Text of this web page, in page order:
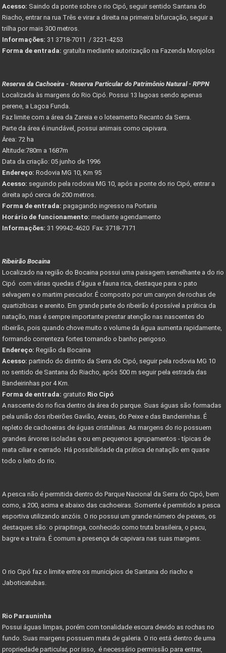
Acesso: Saindo da ponte sobre o rio Cipó, seguir sentido Santana do
Riacho, entrar na rua Três e virar a direita na primeira bifurcação, seguir a
trilha por mais 300 metros.
Informações: 31 3718-7011 / 3221-4253
Forma de entrada: gratuíta mediante autorização na Fazenda Monjolos
Reserva da Cachoeira - Reserva Particular do Patrimônio Natural - RPPN
Localizada às margens do Rio Cipó. Possui 13 lagoas sendo apenas
perene, a Lagoa Funda.
Faz limite com a área da Zareia e o loteamento Recanto da Serra.
Parte da área é inundável, possui animais como capivara.
Área: 72 ha
Altitude:780m a 1687m
Data da criação: 05 junho de 1996
Endereço: Rodovia MG 10, Km 95
Acesso: seguindo pela rodovia MG 10, após a ponte do rio Cipó, entrar a
direita apó cerca de 200 metros.
Forma de entrada: pagagando ingresso na Portaria
Horário de funcionamento: mediante agendamento
Informações: 31 99942-4620 Fax: 3718-7171
Ribeirão Bocaina
Localizado na região do Bocaina possui uma paisagem semelhante a do rio
Cipó com várias quedas d'água e fauna rica, destaque para o pato
selvagem e o martim pescador. É composto por um canyon de rochas de
quartizíticas e arenito. Em grande parte do ribeirão é possível a prática da
natação, mas é sempre importante prestar atenção nas nascentes do
ribeirão, pois quando chove muito o volume da água aumenta rapidamente,
formando correnteza fortes tornando o banho perigoso.
Endereço: Região da Bocaina
Acesso: partindo do distrito da Serra do Cipó, seguir pela rodovia MG 10
no sentido de Santana do Riacho, após 500 m seguir pela estrada das
Bandeirinhas por 4 Km.
Forma de entrada: gratuito Rio Cipó
A nascente do rio fica dentro da área do parque. Suas águas são formadas
pela união dos ribeirões Gavião, Areias, do Peixe e das Bandeirinhas. É
repleto de cachoeiras de águas cristalinas. As margens do rio possuem
grandes árvores isoladas e ou em pequenos agrupamentos - típicas de
mata ciliar e cerrado. Há possibilidade da prática de natação em quase
todo o leito do rio.
A pesca não é permitida dentro do Parque Nacional da Serra do Cipó, bem
como, a 200, acima e abaixo das cachoeiras. Somente é permitido a pesca
esportiva utilizando anzóis. O rio possui um grande número de peixes, os
destaques são: o pirapitinga, conhecido como truta brasileira, o pacu,
bagre e a traíra. É comum a presença de capivara nas suas margens.
O rio Cipó faz o limite entre os municípios de Santana do riacho e
Jaboticatubas.
Rio Parauninha
Possui águas limpas, porém com tonalidade escura devido as rochas no
fundo. Suas margens possuem mata de galeria. O rio está dentro de uma
propriedade particular, por isso, é necessário permissão para entrar,